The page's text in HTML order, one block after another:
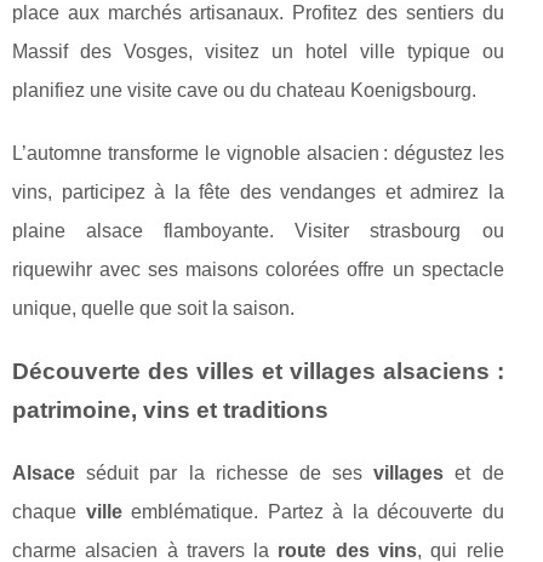
place aux marchés artisanaux. Profitez des sentiers du
Massif des Vosges, visitez un hotel ville typique ou
planifiez une visite cave ou du chateau Koenigsbourg.
L’automne transforme le vignoble alsacien : dégustez les
vins, participez à la fête des vendanges et admirez la
plaine alsace flamboyante. Visiter strasbourg ou
riquewihr avec ses maisons colorées offre un spectacle
unique, quelle que soit la saison.
Découverte des villes et villages alsaciens :
patrimoine, vins et traditions
Alsace séduit par la richesse de sesvillages et de
chaque villeemblématique. Partez à la découverte du
charme alsacien à travers la route des vins, qui relie